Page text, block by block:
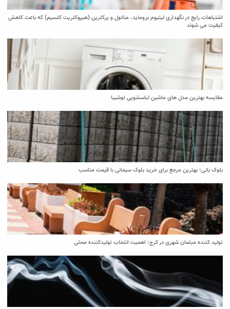
اشتباهات رایج در نگهداری لیتیوم بروماید، متانول و پرکلرین (هیپوکلریت کلسیم) که باعث کاهش
کیفیت می‌ شوند
مقایسه بهترین مدل ‌های ماشین لباسشویی توشیبا
بلوک بانی؛ بهترین مرجع برای خرید بلوک سیمانی با قیمت مناسب
تولید کننده مبلمان شهری در کرج؛ اهمیت انتخاب تولیدکننده محلی